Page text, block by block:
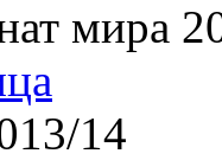
мира
14